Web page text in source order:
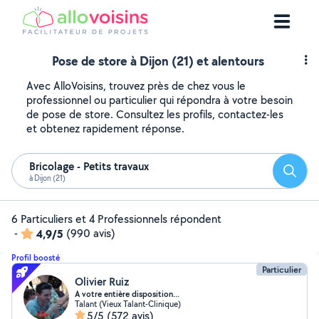
Pose de store à Dijon (21) et alentours
Avec AlloVoisins, trouvez près de chez vous le
professionnel ou particulier qui répondra à votre besoin
de pose de store. Consultez les profils, contactez-les
et obtenez rapidement réponse.
Bricolage - Petits travaux
à Dijon (21)
6 Particuliers et 4 Professionnels répondent
-
4,9/5 (990 avis)
Profil boosté
Particulier
Olivier Ruiz
A votre entière disposition...
Talant (Vieux Talant-Clinique)
5/5 (572 avis)